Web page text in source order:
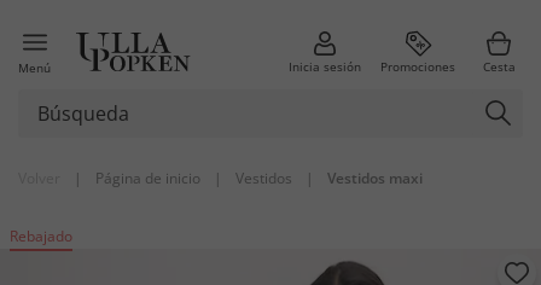
Menú Inicia sesión Promociones Cesta
| Página de inicio | Vestidos | Vestidos maxi
Rebajado